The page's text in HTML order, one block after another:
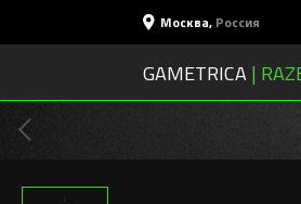
Москва, Россия
GAMETRICA |